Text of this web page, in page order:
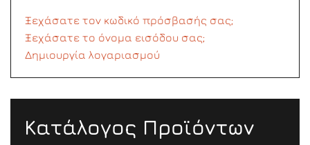
Ξεχάσατε τον κωδικό πρόσβασής σας;
Ξεχάσατε το όνομα εισόδου σας;
Δημιουργία λογαριασμού
Κατάλογος Προϊόντων